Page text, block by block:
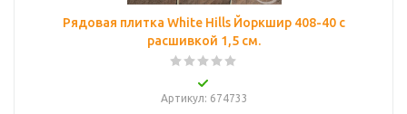
Рядовая плитка White Hills Йоркшир 408-40 с
расшивкой 1,5 см.
Артикул: 674733